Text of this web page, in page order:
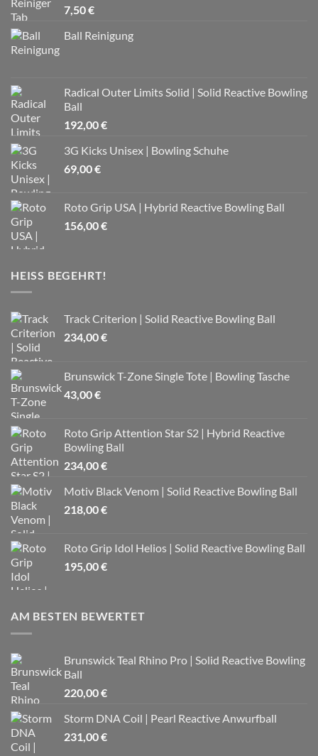
7,50€
Ball Reinigung
Radical Outer Limits Solid | Solid Reactive Bowling
Ball
192,00€
3G Kicks Unisex | Bowling Schuhe
69,00€
Roto Grip USA | Hybrid Reactive Bowling Ball
156,00€
HEISS BEGEHRT!
Track Criterion | Solid Reactive Bowling Ball
234,00€
Brunswick T-Zone Single Tote | Bowling Tasche
43,00€
Roto Grip Attention Star S2 | Hybrid Reactive
Bowling Ball
234,00€
Motiv Black Venom | Solid Reactive Bowling Ball
218,00€
Roto Grip Idol Helios | Solid Reactive Bowling Ball
195,00€
AM BESTEN BEWERTET
Brunswick Teal Rhino Pro | Solid Reactive Bowling
Ball
220,00€
Storm DNA Coil | Pearl Reactive Anwurfball
231,00€